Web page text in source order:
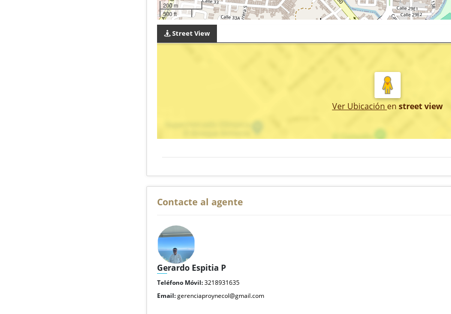
200 m
500 ft
Street View
Ver Ubicación en street view
Contacte al agente
Gerardo Espitia P
Teléfono Móvil:3218931635
Email:gerenciaproynecol@gmail.com